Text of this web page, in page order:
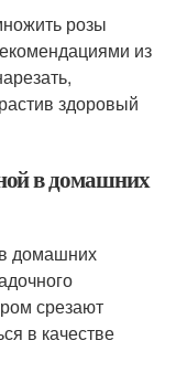
розы
из
здоровый
в домашних
домашних
срезают
в качестве